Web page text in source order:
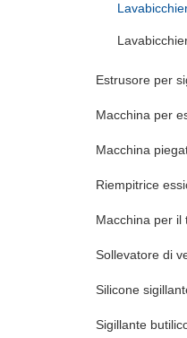
Estrusore per
Macchina per
Riempitrice
Macchina per il
Sollevatore di
Silicone
Sigillante